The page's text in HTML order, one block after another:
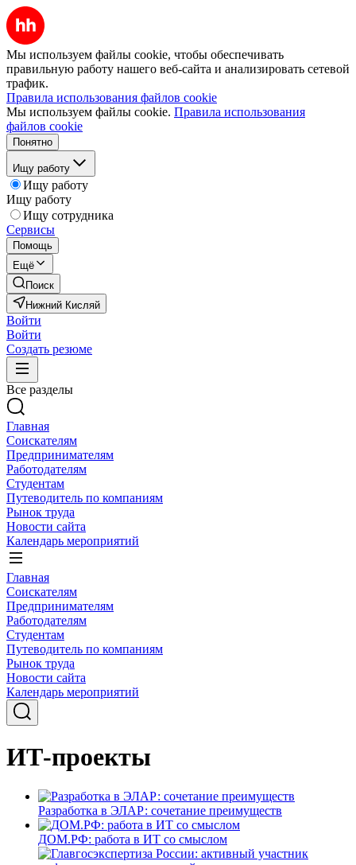
Мы используем файлы cookie, чтобы обеспечивать
правильную работу нашего веб-сайта и анализировать сетевой
трафик.
Правила использования файлов cookie
Мы используем файлы cookie. Правила использования
файлов cookie
Понятно
Ищу работу
Ищу работу
Ищу работу
Ищу сотрудника
Сервисы
Помощь
Ещё
Поиск
Нижний Кисляй
Войти
Войти
Создать резюме
Все разделы
Главная
Соискателям
Предпринимателям
Работодателям
Студентам
Путеводитель по компаниям
Рынок труда
Новости сайта
Календарь мероприятий
Главная
Соискателям
Предпринимателям
Работодателям
Студентам
Путеводитель по компаниям
Рынок труда
Новости сайта
Календарь мероприятий
ИТ-проекты
Разработка в ЭЛАР: сочетание преимуществ
ДОМ.РФ: работа в ИТ со смыслом